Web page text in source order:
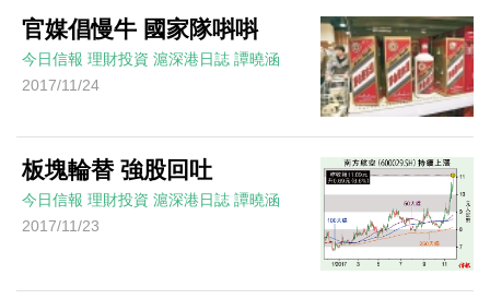
官媒倡慢牛 國家隊唞唞
今日信報 理財投資 滬深港日誌 譚曉涵
2017/11/24
板塊輪替 強股回吐
今日信報 理財投資 滬深港日誌 譚曉涵
2017/11/23